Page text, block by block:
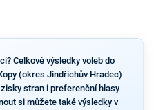
Celkové výsledky voleb do
(okres Jindřichův Hradec)
stran i preferenční hlasy
si můžete také výsledky v